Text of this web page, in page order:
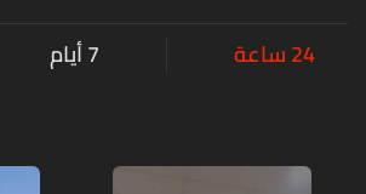
24 ساعة 7 أيام